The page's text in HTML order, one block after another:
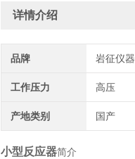
详情介绍
品牌 岩征仪器
工作压力 高压
产地类别 国产
小型反应器简介